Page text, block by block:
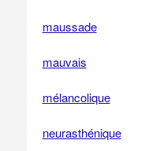
maussade
mauvais
mélancolique
neurasthénique